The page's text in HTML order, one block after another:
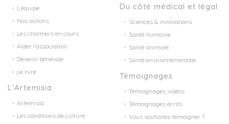
L’équipe
Nos actions
Les chantiers en cours
Aider l’association
Devenir bénévole
Le livre
L’Artemisia
Artemisia
Les conditions de culture
Du côté médical et légal
Sciences & innovations
Santé humaine
Santé animale
Santé environnementale
Témoignages
Témoignages vidéos
Témoignages écrits
Vous souhaitez témoigner ?